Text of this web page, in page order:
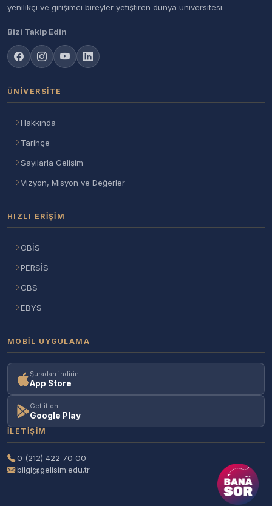
yenilikçi ve girişimci bireyler yetiştiren dünya üniversitesi.
Bizi Takip Edin
ÜNIVERSITE
Hakkında
Tarihçe
Sayılarla Gelişim
Vizyon, Misyon ve Değerler
HIZLI ERIŞIM
OBİS
PERSİS
GBS
EBYS
MOBIL UYGULAMA
Şuradan indirin
App Store
Get it on
Google Play
İLETIŞIM
0 (212) 422 70 00
bilgi@gelisim.edu.tr